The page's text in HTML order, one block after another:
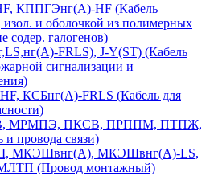
КППГЭнг(А)-HF (Кабель
и оболочкой из полимерных
содер. галогенов)
FRLS), J-Y(ST) (Кабель
сигнализации и
КСБнг(А)-FRLS (Кабель для
МРМПЭ, ПКСВ, ПРППМ, ПТПЖ,
провода связи)
МКЭШвнг(А)-LS,
(Провод монтажный)